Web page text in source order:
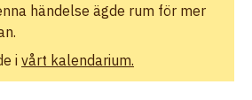
händelse ägde rum för mer
i vårt kalendarium.